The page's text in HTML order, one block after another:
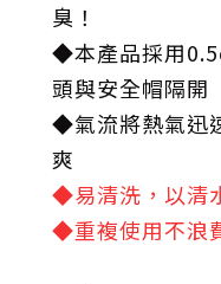
臭！
◆本產品採用
頭與安全帽隔開
◆氣流將熱氣迅
爽
◆易清洗，以清
◆重複使用不浪